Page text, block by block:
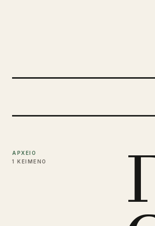
ΑΡΧΕΙΟ
1 ΚΕΙΜΕΝΟ